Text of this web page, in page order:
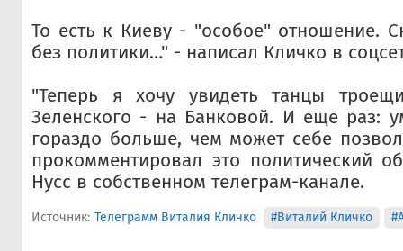
То есть к Киеву - "особое" отношение.
без политики…" - написал Кличко в
"Теперь я хочу увидеть танцы
Зеленского - на Банковой. И еще раз:
гораздо больше, чем может себе
прокомментировал это политический
Нусс в собственном телеграм-канале.
Источник: Телеграмм Виталия Кличко #Виталий Кличко